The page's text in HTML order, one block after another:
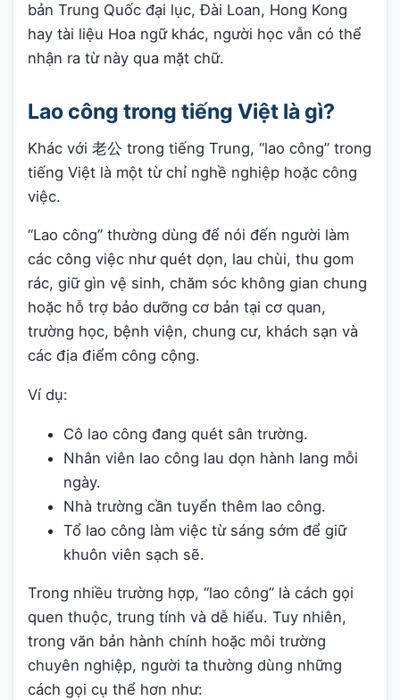
bản Trung Quốc đại lục, Đài Loan, Hong Kong
hay tài liệu Hoa ngữ khác, người học vẫn có thể
nhận ra từ này qua mặt chữ.
Lao công trong tiếng Việt là gì?
Khác với 老公 trong tiếng Trung, “lao công” trong
tiếng Việt là một từ chỉ nghề nghiệp hoặc công
việc.
“Lao công” thường dùng để nói đến người làm
các công việc như quét dọn, lau chùi, thu gom
rác, giữ gìn vệ sinh, chăm sóc không gian chung
hoặc hỗ trợ bảo dưỡng cơ bản tại cơ quan,
trường học, bệnh viện, chung cư, khách sạn và
các địa điểm công cộng.
Ví dụ:
Cô lao công đang quét sân trường.
Nhân viên lao công lau dọn hành lang mỗi
ngày.
Nhà trường cần tuyển thêm lao công.
Tổ lao công làm việc từ sáng sớm để giữ
khuôn viên sạch sẽ.
Trong nhiều trường hợp, “lao công” là cách gọi
quen thuộc, trung tính và dễ hiểu. Tuy nhiên,
trong văn bản hành chính hoặc môi trường
chuyên nghiệp, người ta thường dùng những
cách gọi cụ thể hơn như: